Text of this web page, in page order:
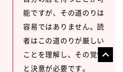
能ですが、その道のりは
容易ではありません。読
者はこの道のりが厳しい
ことを理解し、その覚悟
と決意が必要です。